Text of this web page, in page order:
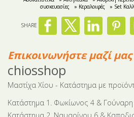
συσκευασίες
» Κεραλοιφές » Set
SHARE
Επικοινωνήστε μαζί μας
chiosshop
Μαστίχα Χίου - Κατάστημα με
Κατάστημα 1. Φωκίωνος 4 & Γούναρη